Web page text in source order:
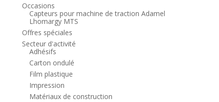
Occasions
Capteurs pour machine de traction Adamel
Lhomargy MTS
Offres spéciales
Secteur d'activité
Adhésifs
Carton ondulé
Film plastique
Impression
Matériaux de construction